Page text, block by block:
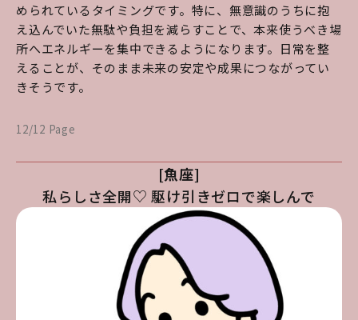
められているタイミングです。特に、無意識のうちに抱
え込んでいた無駄や負担を減らすことで、本来使うべき場
所へエネルギーを集中できるようになります。日常を整
えることが、そのまま未来の安定や成果につながってい
きそうです。
12/12 Page
[魚座]
私らしさ全開♡ 駆け引きゼロで楽しんで